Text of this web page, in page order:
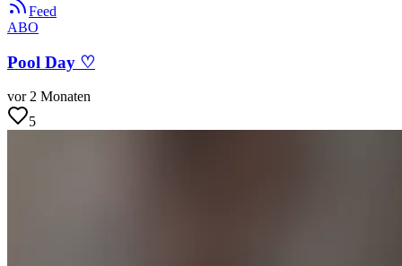
Feed
ABO
Pool Day ♡
vor 2 Monaten
5